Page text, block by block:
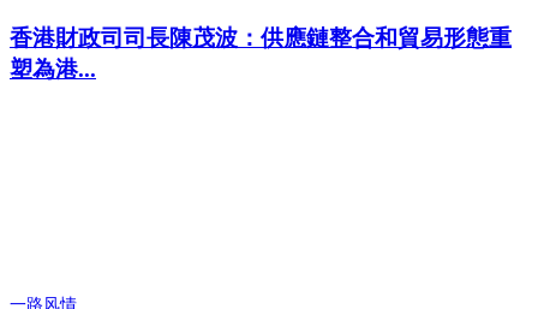
香港財政司司長陳茂波：供應鏈整合和貿易形態重
塑為港...
一路风情